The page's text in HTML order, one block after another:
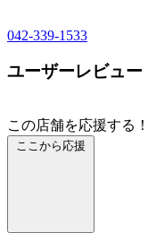
042-339-1533
ユーザーレビュー
この店舗を応援する！
ここから応援